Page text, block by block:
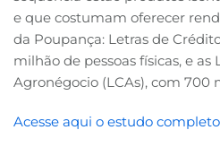
e que costumam oferecer
da Poupança: Letras de
milhão de pessoas físicas, e as
Agronégocio (LCAs), com 700
Acesse aqui o estudo